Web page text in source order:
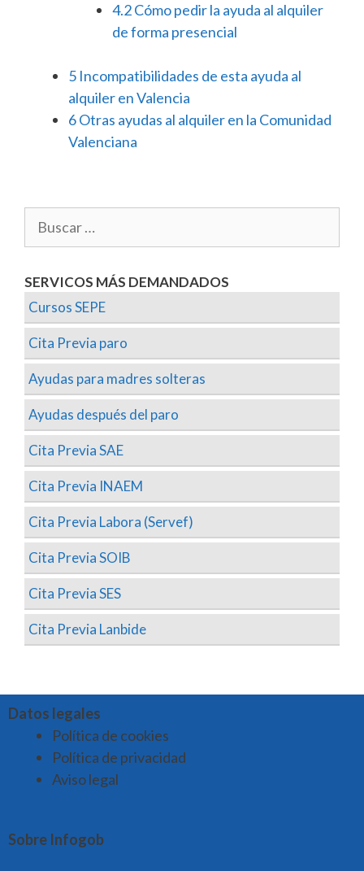
4.2Cómo pedir la ayuda al alquiler
de forma presencial
5 Incompatibilidades de esta ayuda al
alquiler en Valencia
6Otras ayudas al alquiler en la Comunidad
Valenciana
SERVICOS MÁS DEMANDADOS
Cursos SEPE
Cita Previa paro
Ayudas para madres solteras
Ayudas después del paro
Cita Previa SAE
Cita Previa INAEM
Cita Previa Labora (Servef)
Cita Previa SOIB
Cita Previa SES
Cita Previa Lanbide
Datos legales
Política de cookies
Política de privacidad
Aviso legal
Sobre Infogob